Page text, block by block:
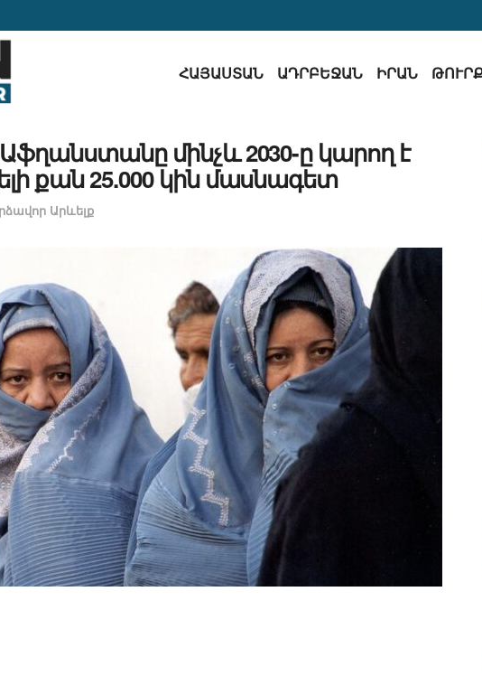
ՀԱՅԱՍՏԱՆ ԱԴՐԲԵՋԱՆ ԻՐԱՆ
Աֆղանստանը մինչև 2030-ը կարող է
քան 25.000 կին մասնագետ
Արևելք